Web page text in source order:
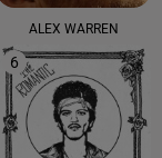
ALEX WARREN
6